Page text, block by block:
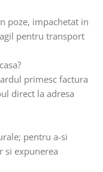
poze, impachetat in
pentru transport
primesc factura
direct la adresa
pentru a-si
si expunerea